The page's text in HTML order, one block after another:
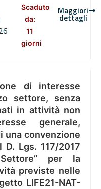
:
Scaduto
da:
11
giorni
Maggiori
dettagli
di interesse
settore, senza
in attività non
generale,
una convenzione
Lgs. 117/2017
per la
previste nelle
LIFE21-NAT-